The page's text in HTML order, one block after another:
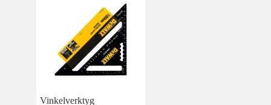
Vinkelverktyg